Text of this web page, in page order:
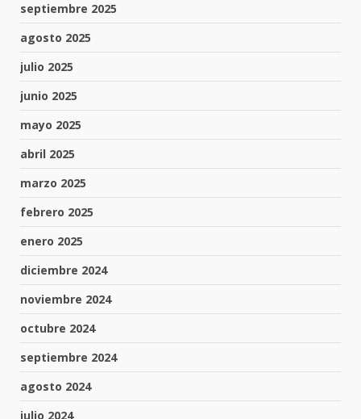
septiembre 2025
agosto 2025
julio 2025
junio 2025
mayo 2025
abril 2025
marzo 2025
febrero 2025
enero 2025
diciembre 2024
noviembre 2024
octubre 2024
septiembre 2024
agosto 2024
julio 2024